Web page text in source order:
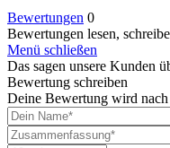
Bewertungen 0
Bewertungen lesen,
Menü schließen
Das sagen unsere Kunden
Bewertung schreiben
Deine Bewertung wird